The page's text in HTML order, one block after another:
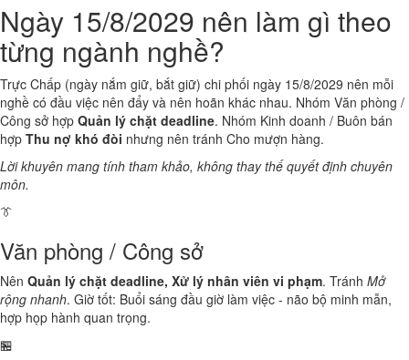
Ngày 15/8/2029 nên làm gì theo
từng ngành nghề?
Trực Chấp (ngày nắm giữ, bắt giữ) chi phối ngày 15/8/2029 nên mỗi
nghề có đầu việc nên đẩy và nên hoãn khác nhau. Nhóm Văn phòng /
Công sở hợp Quản lý chặt deadline. Nhóm Kinh doanh / Buôn bán
hợp Thu nợ khó đòi nhưng nên tránh Cho mượn hàng.
Lời khuyên mang tính tham khảo, không thay thế quyết định chuyên
môn.
👔
Văn phòng / Công sở
Nên Quản lý chặt deadline, Xử lý nhân viên vi phạm. Tránh Mở
rộng nhanh. Giờ tốt: Buổi sáng đầu giờ làm việc - não bộ minh mẫn,
hợp họp hành quan trọng.
🏪